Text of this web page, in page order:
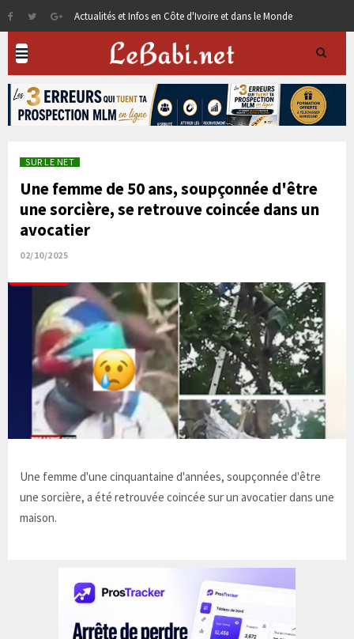
Actualités et Infos en Côte d'Ivoire et dans le Monde
SUR LE NET
Une femme de 50 ans, soupçonnée d'être
une sorcière, se retrouve coincée dans un
avocatier
02/10/2025
Une femme d'une cinquantaine d'années, soupçonnée d'être
une sorcière, a été retrouvée coincée sur un avocatier dans une
maison.